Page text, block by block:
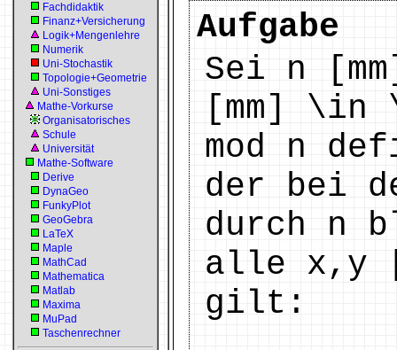
Fachdidaktik
Finanz+Versicherung
Logik+Mengenlehre
Numerik
Uni-Stochastik
Topologie+Geometrie
Uni-Sonstiges
Mathe-Vorkurse
Organisatorisches
Schule
Universität
Mathe-Software
Derive
DynaGeo
FunkyPlot
GeoGebra
LaTeX
Maple
MathCad
Mathematica
Matlab
Maxima
MuPad
Taschenrechner
Aufgabe
Sei n
[mm] \in
mod n
der bei
durch n
alle x,y
gilt: